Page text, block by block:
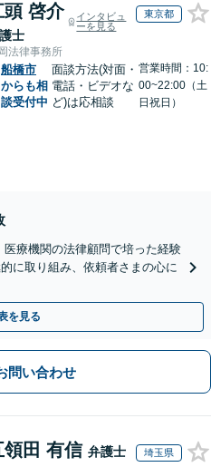
頭 啓介
士
インタビュ
ーを見る
東京都
法律事務所
船橋市
からも相
談受付中
面談方法(対面・
電話・ビデオな
ど)は応相談
営業時間：10:
00~22:00（土
日祝日）
医療機関の法律顧問で培った経験
に取り組み、依頼者さまの心に
を見る
問い合わせ
領田 有信 弁護士 埼玉県